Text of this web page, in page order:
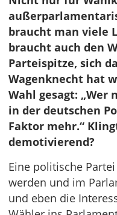
braucht man viele
braucht auch den
Parteispitze, sich
Wagenknecht hat
Wahl gesagt:
in der deutschen
Faktor mehr.“
demotivierend?
Eine politische
werden und im
und eben die